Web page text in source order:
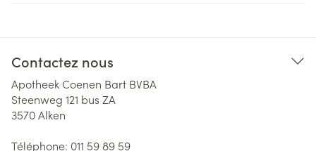
Contactez nous
Apotheek Coenen Bart BVBA
Steenweg 121 bus ZA
3570Alken
Téléphone: 011 59 89 59